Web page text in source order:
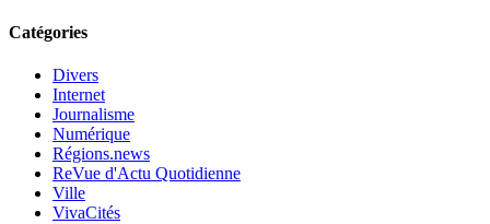
Catégories
Divers
Internet
Journalisme
Numérique
Régions.news
ReVue d'Actu Quotidienne
Ville
VivaCités